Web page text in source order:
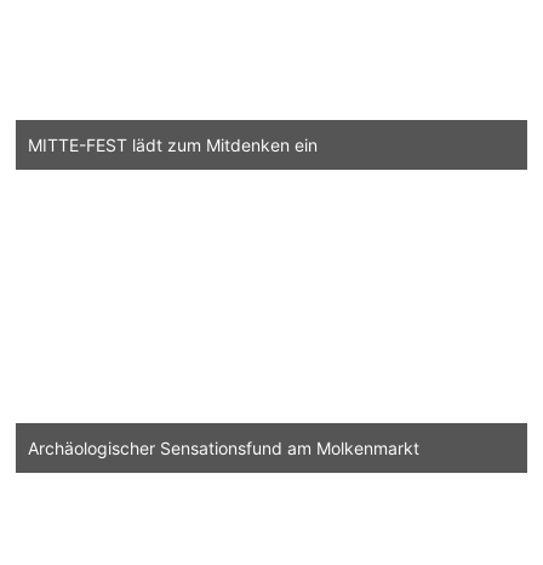
MITTE-FEST lädt zum Mitdenken ein
Archäologischer Sensationsfund am Molkenmarkt